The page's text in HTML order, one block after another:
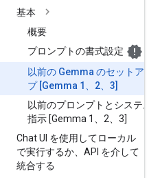
基本
概要
プロンプトの書式設定
以前の Gemma のセットアッ
プ [Gemma 1、2、3]
以前のプロンプトとシステム
指示 [Gemma 1、2、3]
Chat UI を使用してローカル
で実行するか、API を介して
統合する